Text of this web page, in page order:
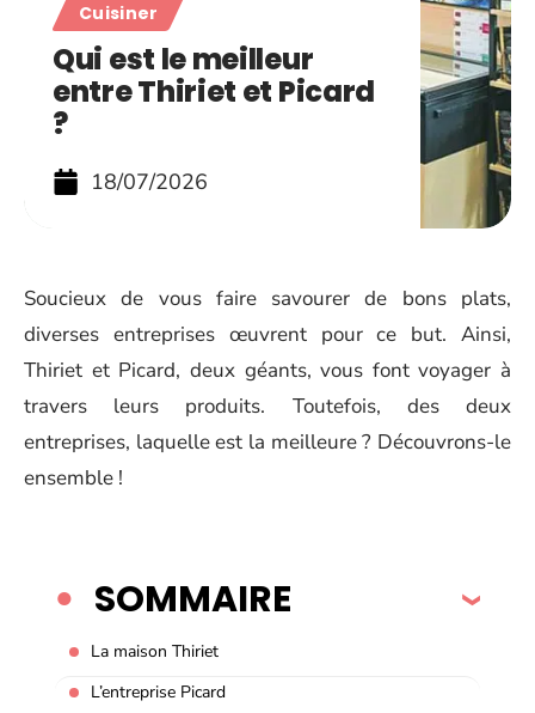
Cuisiner
Qui est le meilleur
entre Thiriet et Picard
?
18/07/2026
Soucieux de vous faire savourer de bons plats,
diverses entreprises œuvrent pour ce but. Ainsi,
Thiriet et Picard, deux géants, vous font voyager à
travers leurs produits. Toutefois, des deux
entreprises, laquelle est la meilleure ? Découvrons-le
ensemble !
SOMMAIRE
La maison Thiriet
L’entreprise Picard